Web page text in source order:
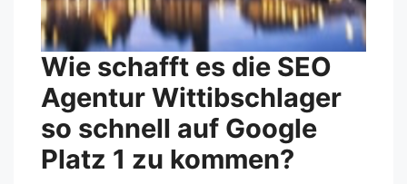
Wie schafft es die SEO
Agentur Wittibschlager
so schnell auf Google
Platz 1 zu kommen?